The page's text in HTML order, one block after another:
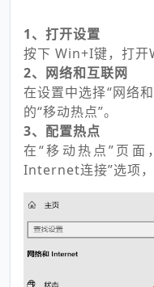
1、打开设置
按下 Win+I键，打开
2、网络和互联网
在设置中选择“网络
的“移动热点”。
3、配置热点
在“移动热点”页面
Internet连接”选项，